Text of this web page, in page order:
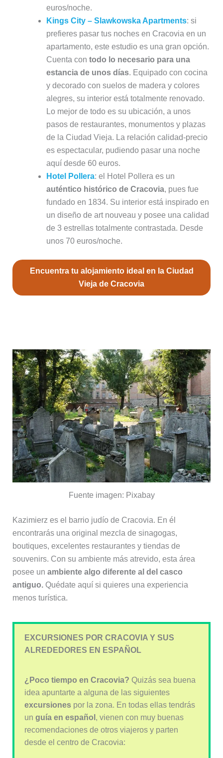
euros/noche.
Kings City – Slawkowska Apartments: si
prefieres pasar tus noches en Cracovia en un
apartamento, este estudio es una gran opción.
Cuenta con todo lo necesario para una
estancia de unos días. Equipado con cocina
y decorado con suelos de madera y colores
alegres, su interior está totalmente renovado.
Lo mejor de todo es su ubicación, a unos
pasos de restaurantes, monumentos y plazas
de la Ciudad Vieja. La relación calidad-precio
es espectacular, pudiendo pasar una noche
aquí desde 60 euros.
Hotel Pollera: el Hotel Pollera es un
auténtico histórico de Cracovia, pues fue
fundado en 1834. Su interior está inspirado en
un diseño de art nouveau y posee una calidad
de 3 estrellas totalmente contrastada. Desde
unos 70 euros/noche.
Encuentra tu alojamiento ideal en la Ciudad
Vieja de Cracovia
Fuente imagen: Pixabay
Kazimierz es el barrio judío de Cracovia. En él
encontrarás una original mezcla de sinagogas,
boutiques, excelentes restaurantes y tiendas de
souvenirs. Con su ambiente más atrevido, esta área
posee un ambiente algo diferente al del casco
antiguo.Quédate aquí si quieres una experiencia
menos turística.
EXCURSIONES POR CRACOVIA Y SUS
ALREDEDORES EN ESPAÑOL
¿Poco tiempo en Cracovia? Quizás sea buena
idea apuntarte a alguna de las siguientes
excursionespor la zona. En todas ellas tendrás
un guía en español , vienen con muy buenas
recomendaciones de otros viajeros y parten
desde el centro de Cracovia: